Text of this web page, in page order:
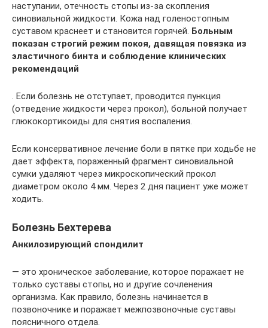
наступании, отечность стопы из-за скопления
синовиальной жидкости. Кожа над голеностопным
суставом краснеет и становится горячей. Больным
показан строгий режим покоя, давящая повязка из
эластичного бинта и соблюдение клинических
рекомендаций
. Если болезнь не отступает, проводится пункция
(отведение жидкости через прокол), больной получает
глюкокортикоиды для снятия воспаления.
Если консервативное лечение боли в пятке при ходьбе не
дает эффекта, пораженный фрагмент синовиальной
сумки удаляют через микроскопический прокол
диаметром около 4 мм. Через 2 дня пациент уже может
ходить.
Болезнь Бехтерева
Анкилозирующий спондилит
— это хроническое заболевание, которое поражает не
только суставы стопы, но и другие сочленения
организма. Как правило, болезнь начинается в
позвоночнике и поражает межпозвоночные суставы
поясничного отдела.